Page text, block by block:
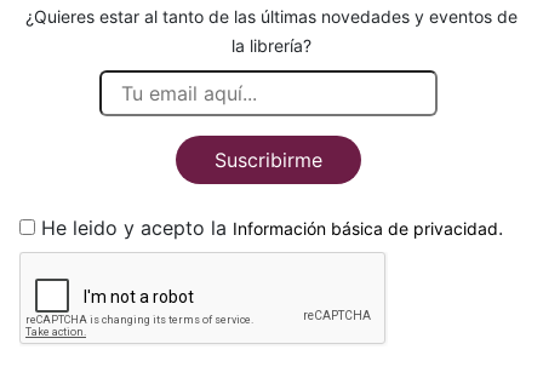
¿Quieres estar al tanto de las últimas novedades y eventos de
la librería?
Suscribirme
He leido y acepto la Información básica de privacidad.